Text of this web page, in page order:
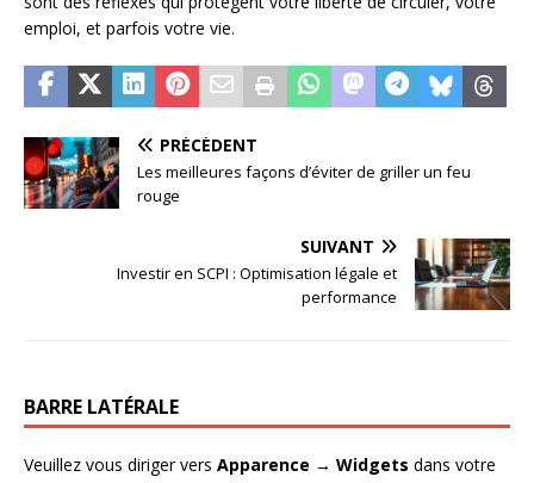
emploi, et parfois votre vie.
PRÉCÉDENT
Les meilleures façons d’éviter de griller un feu
rouge
SUIVANT
Investir en SCPI : Optimisation légale et
performance
BARRE LATÉRALE
Veuillez vous diriger vers Apparence → Widgets dans votre